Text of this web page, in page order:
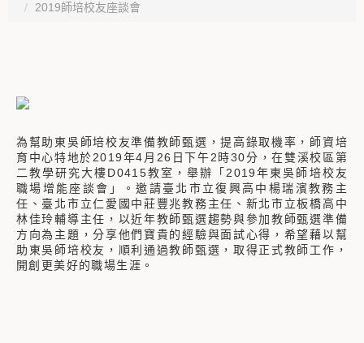
2019師培校友座談會
為幫助東吳師培校友準備教師甄選，提高錄取機率，師資培
育中心特地於2019年4月26日下午2時30分，在雙溪校區第
二教學研究大樓D0415教室，舉辦「2019年東吳師培校友
職場增能座談會」。邀請臺北市立復興高中楊瑞濱教務主
任、臺北市立仁愛國中莊豐兆教務主任、新北市立板橋高中
林佳玲輔導主任，以近年教師甄選趨勢與參加教師甄選準備
方向為主題，分享他們寶貴的經驗與面試心得，希望藉以幫
助東吳師培校友，順利通過教師甄選，取得正式教師工作，
開創更美好的職場生涯。